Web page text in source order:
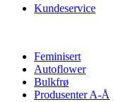
Kundeservice
Feminisert
Autoflower
Bulkfrø
Produsenter A-Å